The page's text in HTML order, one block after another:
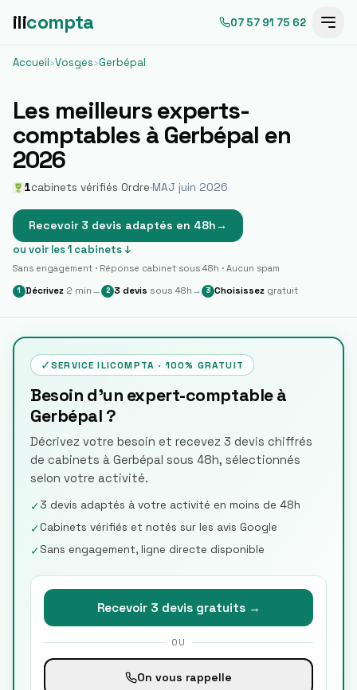
ilicompta 07 57 91 75 62
Accueil›Vosges›Gerbépal
Les meilleurs experts-
comptables à Gerbépal en
2026
1cabinets vérifiés Ordre·MAJ juin 2026
Recevoir 3 devis adaptés en 48h→
ou voir les1 cabinets ↓
Sans engagement · Réponse cabinet sous 48h · Aucun spam
1 Décrivez 2 min → 2 3 devis sous 48h → 3 Choisissez gratuit
✓ SERVICE ILICOMPTA · 100% GRATUIT
Besoin d'un expert-comptable à
Gerbépal ?
Décrivez votre besoin et recevez 3 devis chiffrés
de cabinets à Gerbépal sous 48h, sélectionnés
selon votre activité.
✓3 devis adaptés à votre activité en moins de 48h
✓Cabinets vérifiés et notés sur les avis Google
✓Sans engagement, ligne directe disponible
Recevoir 3 devis gratuits →
OU
On vous rappelle